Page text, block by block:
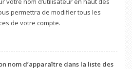
permettra de modifier tous les
de votre compte.
nom d’apparaître dans la liste des